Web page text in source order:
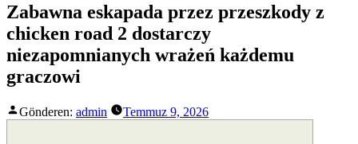
Zabawna eskapada przez przeszkody z
chicken road 2 dostarczy
niezapomnianych wrażeń każdemu
graczowi
Gönderen: admin Temmuz 9, 2026